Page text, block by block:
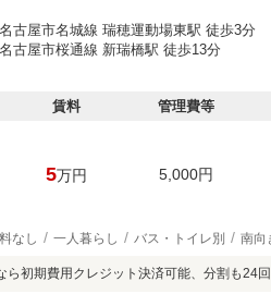
名古屋市名城線 瑞穂運動場東駅 徒歩3分
名古屋市桜通線 新瑞橋駅 徒歩13分
賃料 管理費等
5万円 5,000円
なし 一人暮らし バス・トイレ別 南向
ら初期費用クレジット決済可能、分割も24